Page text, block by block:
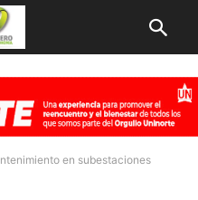
en subestaciones